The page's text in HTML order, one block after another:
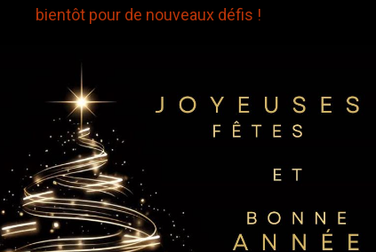
bientôt pour de nouveaux défis !